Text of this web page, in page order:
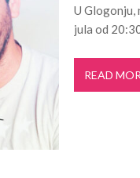
razvija održivi
kanalizacije u
fijaker“ okupiće 13.
večeri u Domu
verovatno nikad niste čuli, a
kanalizacije u naselju
U Glogonju,
jula od
READ